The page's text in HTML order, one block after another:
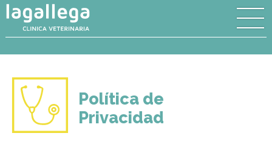
Política de
Privacidad